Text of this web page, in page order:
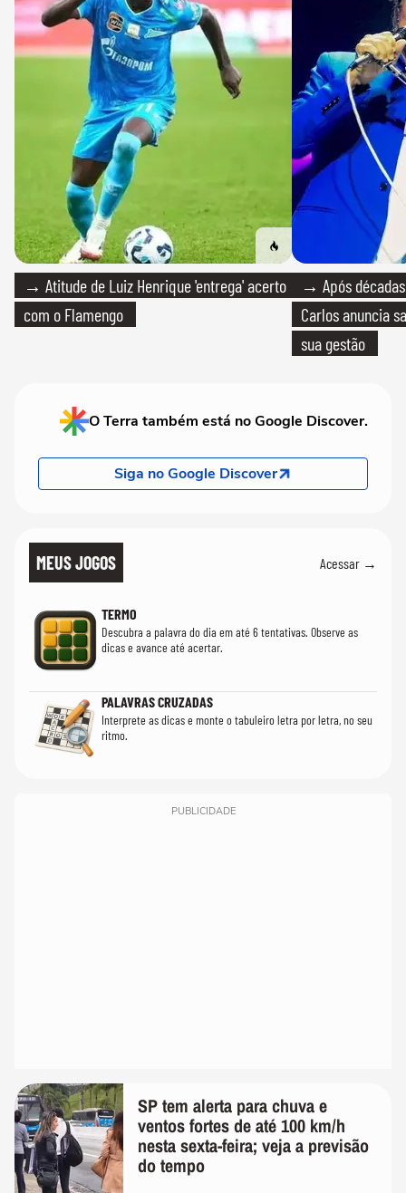
→ Atitude de Luiz Henrique 'entrega' acerto
com o Flamengo
→ Após
Carlos anuncia
sua gestão
O Terra também está no Google Discover.
Siga no Google Discover
MEUS JOGOS Acessar →
TERMO
Descubra a palavra do dia em até 6 tentativas. Observe as
dicas e avance até acertar.
PALAVRAS CRUZADAS
Interprete as dicas e monte o tabuleiro letra por letra, no seu
ritmo.
PUBLICIDADE
SP tem alerta para chuva e
ventos fortes de até 100 km/h
nesta sexta-feira; veja a previsão
do tempo